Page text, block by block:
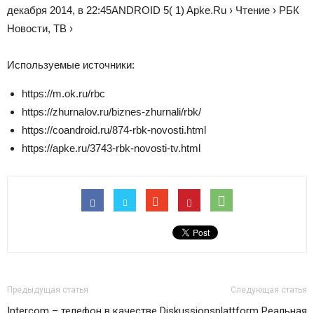
декабря 2014, в 22:45ANDROID 5( 1) Apke.Ru › Чтение › РБК
Новости, ТВ ›
Используемые источники:
https://m.ok.ru/rbc
https://zhurnalov.ru/biznes-zhurnali/rbk/
https://coandroid.ru/874-rbk-novosti.html
https://apke.ru/3743-rbk-novosti-tv.html
Предыдущая статья Следующая статья